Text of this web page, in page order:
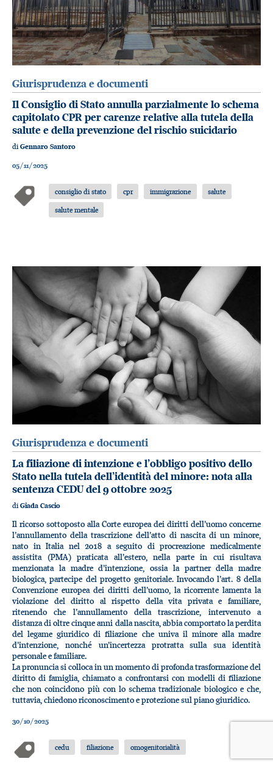
Giurisprudenza e documenti
Il Consiglio di Stato annulla parzialmente lo schema
capitolato CPR per carenze relative alla tutela della
salute e della prevenzione del rischio suicidario
diGennaro Santoro
05/11/2025
consiglio di stato cpr immigrazione
salute
salute mentale
Giurisprudenza e documenti
La filiazione di intenzione e l’obbligo positivo dello
Stato nella tutela dell’identità del minore: nota alla
sentenza CEDU del 9 ottobre 2025
di Giada Cascio
Il ricorso sottoposto alla Corte europea dei diritti dell’uomo concerne
l’annullamento della trascrizione dell’atto di nascita di un minore,
nato in Italia nel 2018 a seguito di procreazione medicalmente
assistita (PMA) praticata all’estero, nella parte in cui risultava
menzionata la madre d’intenzione, ossia la partner della madre
biologica, partecipe del progetto genitoriale. Invocando l’art. 8 della
Convenzione europea dei diritti dell’uomo, la ricorrente lamenta la
violazione del diritto al rispetto della vita privata e familiare,
ritenendo che l’annullamento della trascrizione, intervenuto a
distanza di oltre cinque anni dalla nascita, abbia comportato la perdita
del legame giuridico di filiazione che univa il minore alla madre
d’intenzione, nonché un’incertezza protratta sulla sua identità
personale e familiare.
La pronuncia si colloca in un momento di profonda trasformazione del
diritto di famiglia, chiamato a confrontarsi con modelli di filiazione
che non coincidono più con lo schema tradizionale biologico e che,
tuttavia, chiedono riconoscimento e protezione sul piano giuridico.
30/10/2025
cedu filiazione omogenitorialità